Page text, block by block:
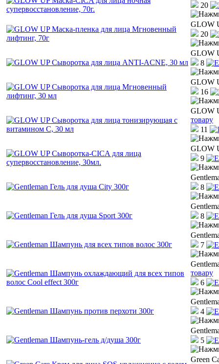
20
GLOW
20
GLOW
8
GLOW
16
GLOW
товару
11
GLOW
9
8
8
7
товару
6
4
5
Green